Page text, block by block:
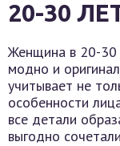
20-30
Женщина в 20-30
модно и
учитывает не
особенности
все детали
выгодно